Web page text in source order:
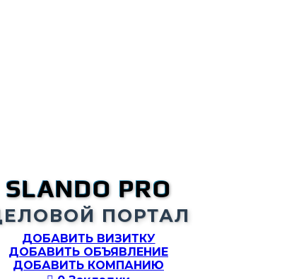
SLANDO PRO
ПОРТАЛ
ДОБАВИТЬ ВИЗИТКУ
ДОБАВИТЬ ОБЪЯВЛЕНИЕ
ДОБАВИТЬ КОМПАНИЮ